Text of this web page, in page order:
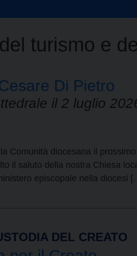
turismo e
Di Pietro
il 2 luglio
Comunità diocesana il
il saluto della nostra Chiesa
episcopale nella diocesi
DEL CREATO